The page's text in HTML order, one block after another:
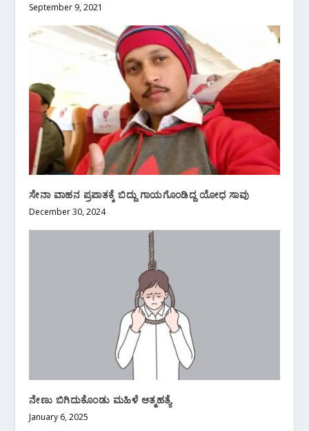
September 9, 2021
ಸೇನಾ ವಾಹನ ಪ್ರಪಾತಕ್ಕೆ ಬಿದ್ದು ಗಾಯಗೊಂಡಿದ್ದ ಯೋಧ ಸಾವು
December 30, 2024
ನೇಣು ಬಿಗಿದುಕೊಂಡು ಮಹಿಳೆ ಆತ್ಮಹತ್ಯೆ
January 6, 2025